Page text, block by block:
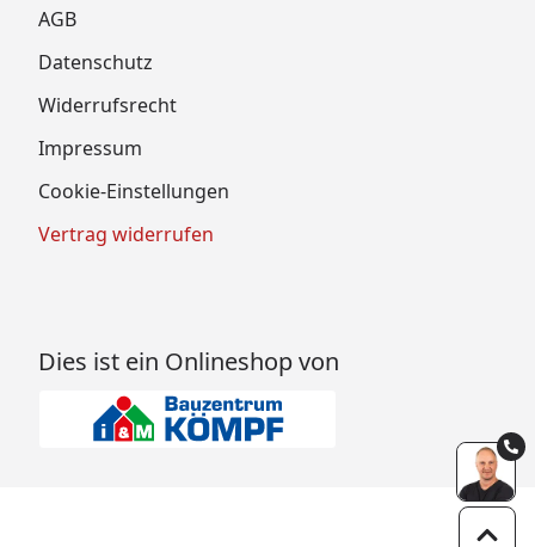
AGB
Datenschutz
Widerrufsrecht
Impressum
Cookie-Einstellungen
Vertrag widerrufen
Dies ist ein Onlineshop von